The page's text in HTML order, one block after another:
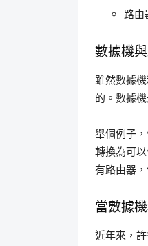
路由
數據機
雖然數據
的。數據
舉個例子
轉換為可
有路由器
當數據
近年來，